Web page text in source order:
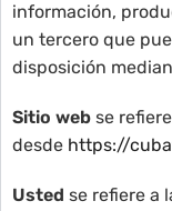
información,
un tercero que
disposición
Sitio web se
desde https://
Usted se refiere a